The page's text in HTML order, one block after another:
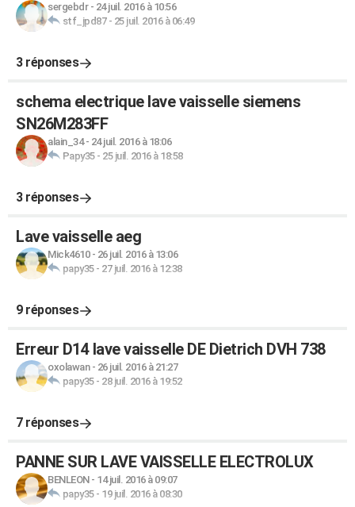
sergebdr- 24 juil. 2016 à 10:56
stf_jpd87- 25 juil. 2016 à 06:49
3 réponses
schema electrique lave vaisselle siemens
SN26M283FF
alain_34- 24 juil. 2016 à 18:06
Papy35- 25 juil. 2016 à 18:58
3 réponses
Lave vaisselle aeg
Mick4610- 26 juil. 2016 à 13:06
papy35- 27 juil. 2016 à 12:38
9 réponses
Erreur D14 lave vaisselle DE Dietrich DVH 738
oxolawan- 26 juil. 2016 à 21:27
papy35- 28 juil. 2016 à 19:52
7 réponses
PANNE SUR LAVE VAISSELLE ELECTROLUX
BENLEON- 14 juil. 2016 à 09:07
papy35- 19 juil. 2016 à 08:30